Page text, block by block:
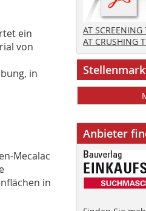
ein
von
in
Mecalac
in
AT
AT CRUSHING
Anbieter